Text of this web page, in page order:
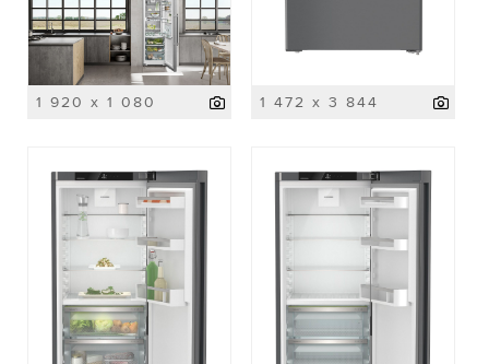
1 920 x 1 080 1 472 x 3 844